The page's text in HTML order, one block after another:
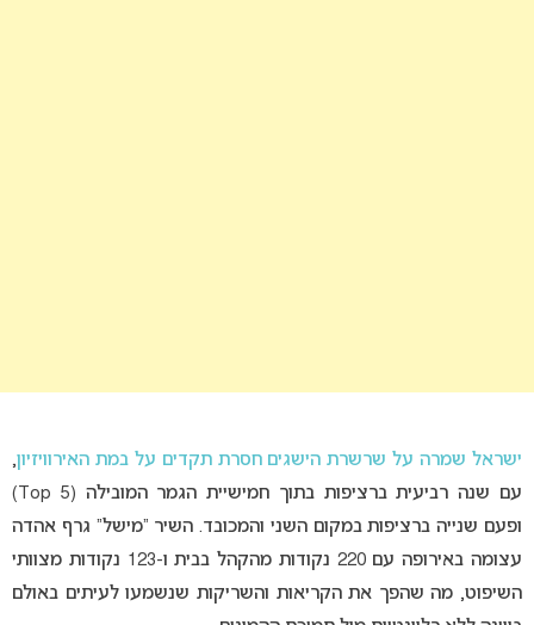
ישראל שמרה על שרשרת הישגים חסרת תקדים על במת האירוויזיון,
עם שנה רביעית ברציפות בתוך חמישיית הגמר המובילה (Top 5)
ופעם שנייה ברציפות במקום השני והמכובד. השיר “מישל” גרף אהדה
עצומה באירופה עם 220 נקודות מהקהל בבית ו-123 נקודות מצוותי
השיפוט, מה שהפך את הקריאות והשריקות שנשמעו לעיתים באולם